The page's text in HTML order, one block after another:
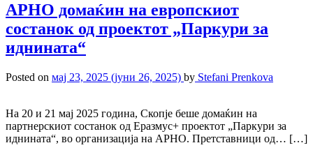
АРНО домаќин на европскиот
состанок од проектот „Паркури за
иднината“
Posted on мај 23, 2025 (јуни 26, 2025) by Stefani Prenkova
На 20 и 21 мај 2025 година, Скопје беше домаќин на
партнерскиот состанок од Еразмус+ проектот „Паркури за
иднината“, во организација на АРНО. Претставници од… […]